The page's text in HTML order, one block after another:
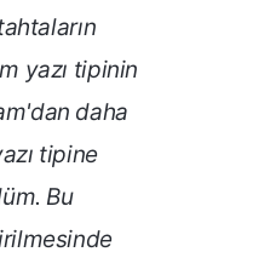
yazı tipinin
daha
tipine
Bu